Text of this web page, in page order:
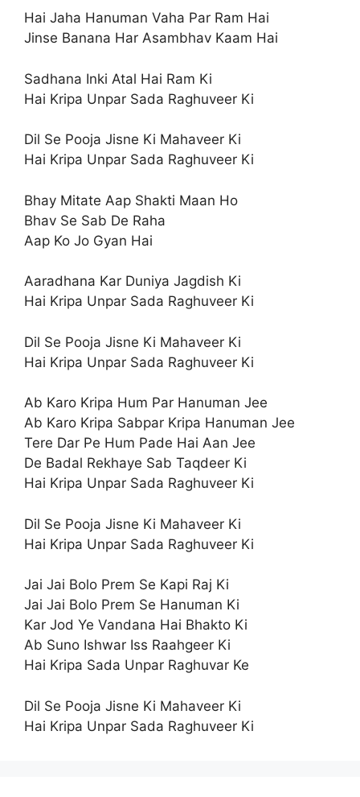
Hai Jaha Hanuman Vaha Par Ram Hai
Jinse Banana Har Asambhav Kaam Hai
Sadhana Inki Atal Hai Ram Ki
Hai Kripa Unpar Sada Raghuveer Ki
Dil Se Pooja Jisne Ki Mahaveer Ki
Hai Kripa Unpar Sada Raghuveer Ki
Bhay Mitate Aap Shakti Maan Ho
Bhav Se Sab De Raha
Aap Ko Jo Gyan Hai
Aaradhana Kar Duniya Jagdish Ki
Hai Kripa Unpar Sada Raghuveer Ki
Dil Se Pooja Jisne Ki Mahaveer Ki
Hai Kripa Unpar Sada Raghuveer Ki
Ab Karo Kripa Hum Par Hanuman Jee
Ab Karo Kripa Sabpar Kripa Hanuman Jee
Tere Dar Pe Hum Pade Hai Aan Jee
De Badal Rekhaye Sab Taqdeer Ki
Hai Kripa Unpar Sada Raghuveer Ki
Dil Se Pooja Jisne Ki Mahaveer Ki
Hai Kripa Unpar Sada Raghuveer Ki
Jai Jai Bolo Prem Se Kapi Raj Ki
Jai Jai Bolo Prem Se Hanuman Ki
Kar Jod Ye Vandana Hai Bhakto Ki
Ab Suno Ishwar Iss Raahgeer Ki
Hai Kripa Sada Unpar Raghuvar Ke
Dil Se Pooja Jisne Ki Mahaveer Ki
Hai Kripa Unpar Sada Raghuveer Ki